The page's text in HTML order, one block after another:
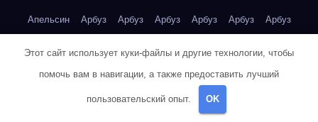
Апельсин Арбуз Арбуз Арбуз Арбуз Арбуз Арбуз
Арбуз Арбуз Арбуз Арбуз
Артур Конан Дойл — Собака Баскервилей Банан Банан
Банан Банан
Этот сайт использует куки-файлы и другие технологии, чтобы
помочь вам в навигации, а также предоставить лучший
пользовательский опыт. OK